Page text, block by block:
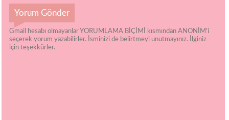
Yorum Gönder
Gmail hesabı olmayanlar YORUMLAMA BİÇİMİ kısmından ANONİM'i
seçerek yorum yazabilirler. İsminizi de belirtmeyi unutmayınız. İlginiz
için teşekkürler.